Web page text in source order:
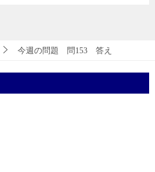
今週の問題 問153 答え